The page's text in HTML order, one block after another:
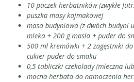
10 paczek herbatników (zwykłe
puszka masy kajmakowej
masa budyniowa (z dwóch budyni
mleka + 200 g masła + puder do
500 ml kremówki + 2 zagęstniki
cukier puder do smaku
0,5 tabliczki czekolady (mleczna
mocna herbata do namoczenia